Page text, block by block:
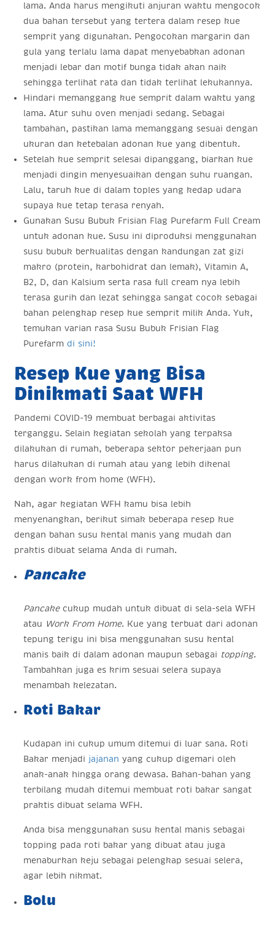
lama. Anda harus mengikuti anjuran waktu mengocok
dua bahan tersebut yang tertera dalam resep kue
semprit yang digunakan. Pengocokan margarin dan
gula yang terlalu lama dapat menyebabkan adonan
menjadi lebar dan motif bunga tidak akan naik
sehingga terlihat rata dan tidak terlihat lekukannya.
Hindari memanggang kue semprit dalam waktu yang
lama. Atur suhu oven menjadi sedang. Sebagai
tambahan, pastikan lama memanggang sesuai dengan
ukuran dan ketebalan adonan kue yang dibentuk.
Setelah kue semprit selesai dipanggang, biarkan kue
menjadi dingin menyesuaikan dengan suhu ruangan.
Lalu, taruh kue di dalam toples yang kedap udara
supaya kue tetap terasa renyah.
Gunakan Susu Bubuk Frisian Flag Purefarm Full Cream
untuk adonan kue. Susu ini diproduksi menggunakan
susu bubuk berkualitas dengan kandungan zat gizi
makro (protein, karbohidrat dan lemak), Vitamin A,
B2, D, dan Kalsium serta rasa full cream nya lebih
terasa gurih dan lezat sehingga sangat cocok sebagai
bahan pelengkap resep kue semprit milik Anda. Yuk,
temukan varian rasa Susu Bubuk Frisian Flag
Purefarm di sini!
Resep Kue yang Bisa
Dinikmati Saat WFH
Pandemi COVID-19 membuat berbagai aktivitas
terganggu. Selain kegiatan sekolah yang terpaksa
dilakukan di rumah, beberapa sektor pekerjaan pun
harus dilakukan di rumah atau yang lebih dikenal
dengan work from home (WFH).
Nah, agar kegiatan WFH kamu bisa lebih
menyenangkan, berikut simak beberapa resep kue
dengan bahan susu kental manis yang mudah dan
praktis dibuat selama Anda di rumah.
Pancake
Pancakecukup mudah untuk dibuat di sela-sela WFH
atau Work From Home. Kue yang terbuat dari adonan
tepung terigu ini bisa menggunakan susu kental
manis baik di dalam adonan maupun sebagai topping.
Tambahkan juga es krim sesuai selera supaya
menambah kelezatan.
Roti Bakar
Kudapan ini cukup umum ditemui di luar sana. Roti
Bakar menjadi jajanan yang cukup digemari oleh
anak-anak hingga orang dewasa. Bahan-bahan yang
terbilang mudah ditemui membuat roti bakar sangat
praktis dibuat selama WFH.
Anda bisa menggunakan susu kental manis sebagai
topping pada roti bakar yang dibuat atau juga
menaburkan keju sebagai pelengkap sesuai selera,
agar lebih nikmat.
Bolu